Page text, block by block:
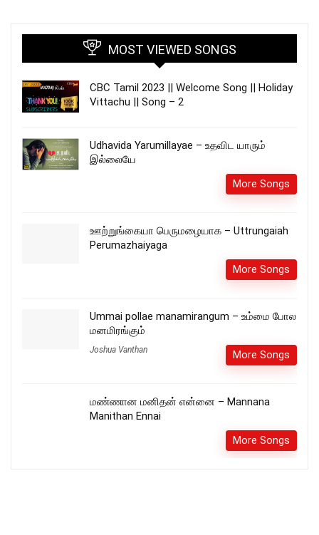
MOST VIEWED SONGS
CBC Tamil 2023 || Welcome Song || Holiday
Vittachu || Song – 2
Udhavida Yarumillayae – உதவிட யாரும்
இல்லையே
More Songs
ஊற்றுங்கையா பெருமழையாக – Uttrungaiah
Perumazhaiyaga
More Songs
Ummai pollae manamirangum – உம்மை போல
மனமிரங்கும்
Joshua Vanthan More Songs
மண்ணான மனிதன் என்னை – Mannana
Manithan Ennai
More Songs